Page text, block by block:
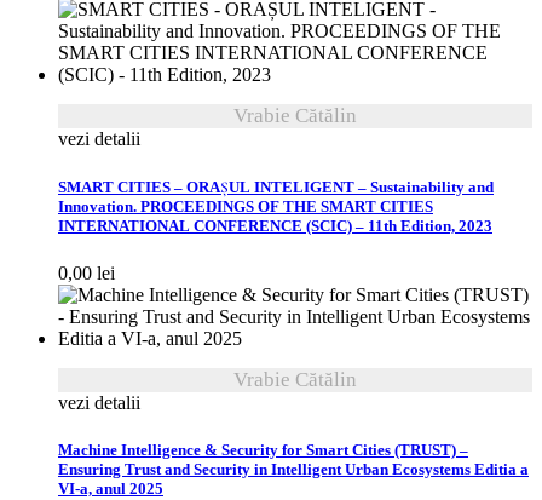
Vrabie Cătălin
vezi detalii
SMART CITIES – ORAȘUL INTELIGENT – Sustainability and
Innovation. PROCEEDINGS OF THE SMART CITIES
INTERNATIONAL CONFERENCE (SCIC) – 11th Edition, 2023
0,00 lei
Vrabie Cătălin
vezi detalii
Machine Intelligence & Security for Smart Cities (TRUST) –
Ensuring Trust and Security in Intelligent Urban Ecosystems Editia a
VI-a, anul 2025